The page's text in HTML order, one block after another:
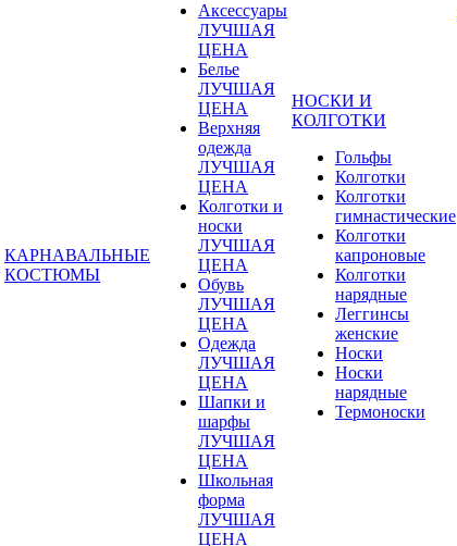
КАРНАВАЛЬНЫЕ
КОСТЮМЫ
Аксессуары
ЛУЧШАЯ
ЦЕНА
Белье
ЛУЧШАЯ
ЦЕНА
Верхняя
одежда
ЛУЧШАЯ
ЦЕНА
Колготки и
носки
ЛУЧШАЯ
ЦЕНА
Обувь
ЛУЧШАЯ
ЦЕНА
Одежда
ЛУЧШАЯ
ЦЕНА
Шапки и
шарфы
ЛУЧШАЯ
ЦЕНА
Школьная
форма
ЛУЧШАЯ
ЦЕНА
НОСКИ И
КОЛГОТКИ
Гольфы
Колготки
Колготки
гимнастические
Колготки
капроновые
Колготки
нарядные
Леггинсы
женские
Носки
Носки
нарядные
Термоноски